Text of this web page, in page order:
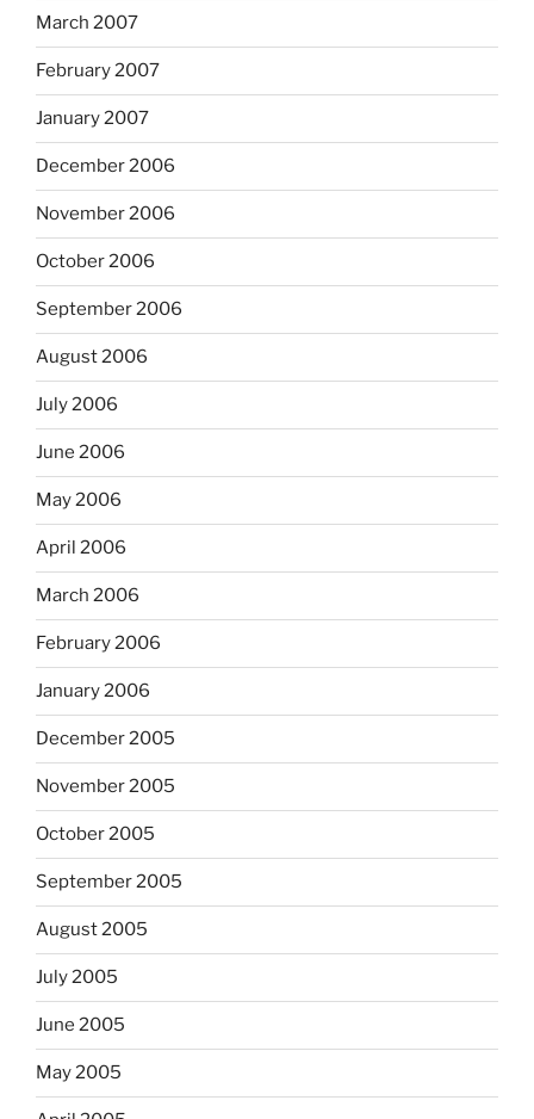
March 2007
February 2007
January 2007
December 2006
November 2006
October 2006
September 2006
August 2006
July 2006
June 2006
May 2006
April 2006
March 2006
February 2006
January 2006
December 2005
November 2005
October 2005
September 2005
August 2005
July 2005
June 2005
May 2005